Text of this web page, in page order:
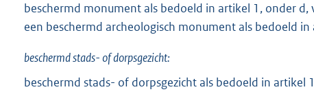
beschermd monument als bedoeld in artikel 1, onder
een beschermd archeologisch monument als bedoeld
beschermd stads- of dorpsgezicht:
beschermd stads- of dorpsgezicht als bedoeld in